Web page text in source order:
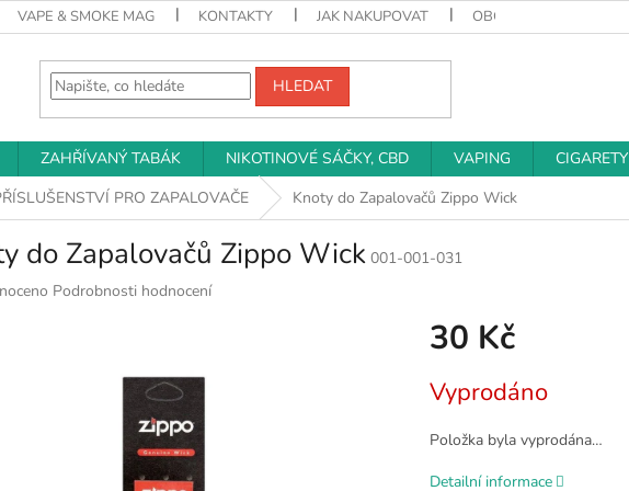
VAPE & SMOKE MAG KONTAKTY JAK NAKUPOVAT OBCHODNÍ PODMÍNKY
HLEDAT
ZAHŘÍVANÝ TABÁK NIKOTINOVÉ SÁČKY, CBD VAPING CIGARETY
PRO ZAPALOVAČE Knoty do Zapalovačů Zippo Wick
do Zapalovačů Zippo Wick 001-001-031
Podrobnosti hodnocení
30 Kč
cena:
Vyprodáno
Položka byla vyprodána…
Detailní informace